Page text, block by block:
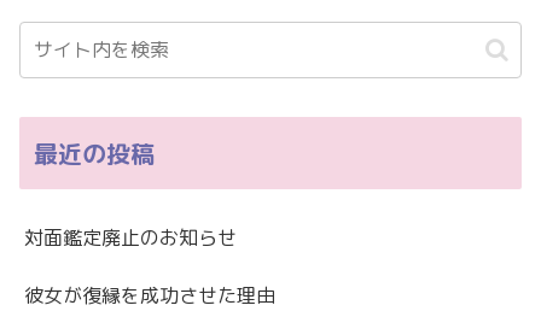
最近の投稿
対面鑑定廃止のお知らせ
彼女が復縁を成功させた理由